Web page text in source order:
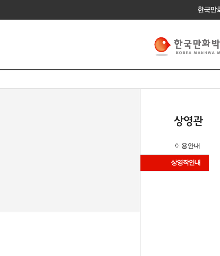
이용안내
상영작안내